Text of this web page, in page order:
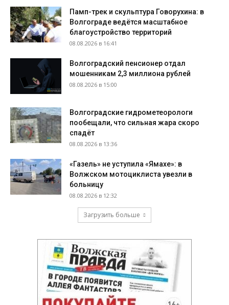
Памп-трек и скульптура Говорухина: в
Волгограде ведётся масштабное
благоустройство территорий
08.08.2026 в 16:41
Волгоградский пенсионер отдал
мошенникам 2,3 миллиона рублей
08.08.2026 в 15:00
Волгоградские гидрометеорологи
пообещали, что сильная жара скоро
спадёт
08.08.2026 в 13:36
«Газель» не уступила «Ямахе»: в
Волжском мотоциклиста увезли в
больницу
08.08.2026 в 12:32
Загрузить больше